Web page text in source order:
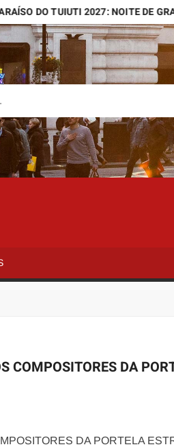
TUIUTI 2027: NOITE DE GRANDES
COMPOSITORES DA
DA PORTELA